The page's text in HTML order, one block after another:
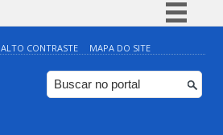
Simplifique!
Comunica BR
Participe
ALTO CONTRASTE MAPA DO SITE